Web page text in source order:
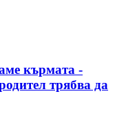
кърмата -
трябва да